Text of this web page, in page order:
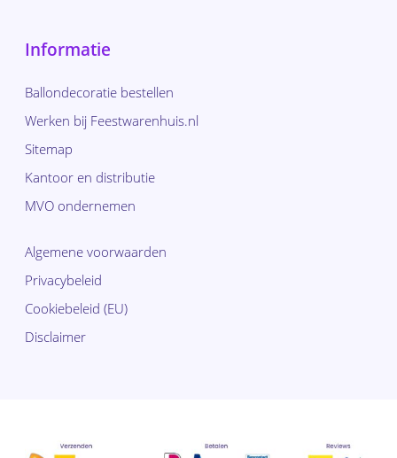
Informatie
Ballondecoratie bestellen
Werken bij Feestwarenhuis.nl
Sitemap
Kantoor en distributie
MVO ondernemen
Algemene voorwaarden
Privacybeleid
Cookiebeleid (EU)
Disclaimer